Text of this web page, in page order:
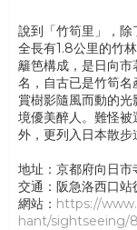
說到「竹筍里」，除
全長有1.8公里的竹
籬笆構成，是日向
名，自古已是竹筍
賞樹影隨風而動的
境優美醉人。難怪
外，更列入日本散步
地址：京都府向日
交通：阪急洛西口站
網站： https://
hant/sightseeing/